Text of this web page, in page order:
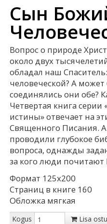
Сын
Вопрос о природе
около двух
обладал наш
человеческой? А
соединялись они обе?
Четвертая книга
истины» отвечает на
Священного Писания.
проводили глубокое
вопроса, однажды
за кого люди почитают
Формат 125х200
Страниц в книге 160
Обложка мягкая
Kogus Lisa